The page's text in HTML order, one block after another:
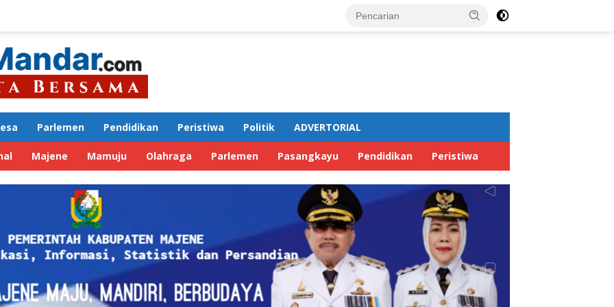
Parlemen Pendidikan Peristiwa Politik ADVERTORIAL
Majene Mamuju Olahraga Parlemen Pasangkayu Pendidikan Peristiwa